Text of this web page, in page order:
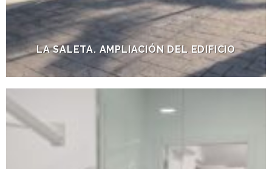
LA SALETA. AMPLIACIÓN DEL EDIFICIO